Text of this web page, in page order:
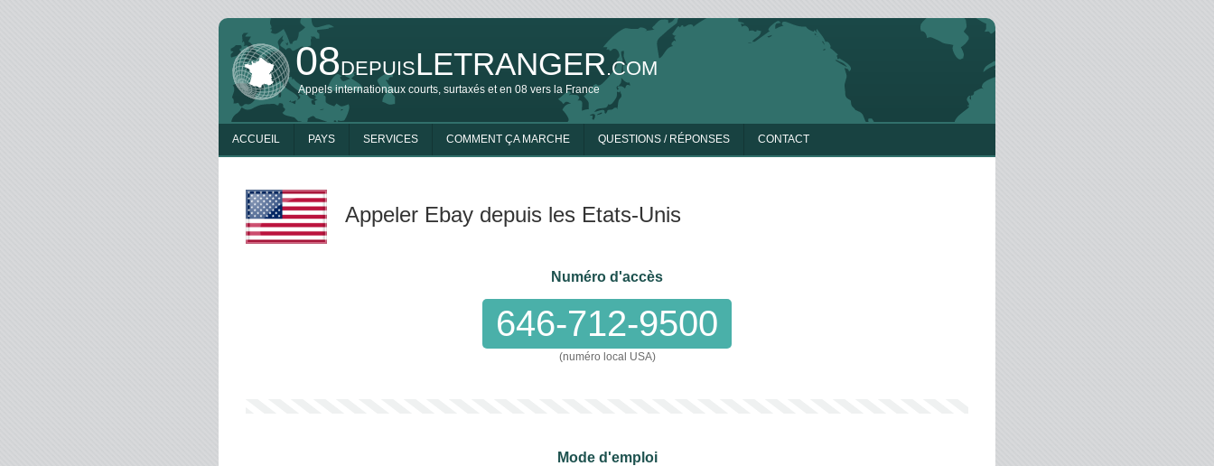
08DEPUISLETRANGER.COM
Appels internationaux courts, surtaxés et en 08 vers la France
ACCUEIL PAYS SERVICES COMMENT ÇA MARCHE QUESTIONS / RÉPONSES CONTACT
Appeler Ebay depuis les Etats-Unis
Numéro d'accès
646-712-9500
(numéro local USA)
Mode d'emploi